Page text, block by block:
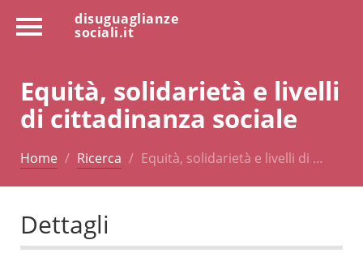
disuguaglianze
sociali.it
Equità, solidarietà e livelli
di cittadinanza sociale
Home Ricerca Equità, solidarietà e livelli di …
Dettagli